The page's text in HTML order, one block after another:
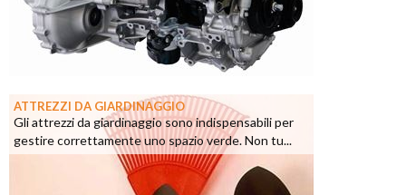
ATTREZZI DA GIARDINAGGIO
Gli attrezzi da giardinaggio sono indispensabili per
gestire correttamente uno spazio verde. Non tu...